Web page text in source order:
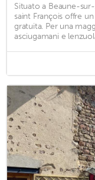
Situato a Beaune-
saint François offre
gratuita. Per una
asciugamani e